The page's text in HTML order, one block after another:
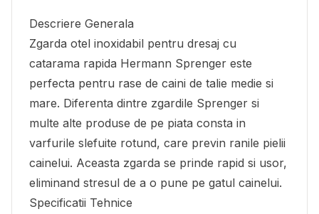
Descriere Generala
Zgarda otel inoxidabil pentru dresaj cu
catarama rapida Hermann Sprenger este
perfecta pentru rase de caini de talie medie si
mare. Diferenta dintre zgardile Sprenger si
multe alte produse de pe piata consta in
varfurile slefuite rotund, care previn ranile pielii
cainelui. Aceasta zgarda se prinde rapid si usor,
eliminand stresul de a o pune pe gatul cainelui.
Specificatii Tehnice